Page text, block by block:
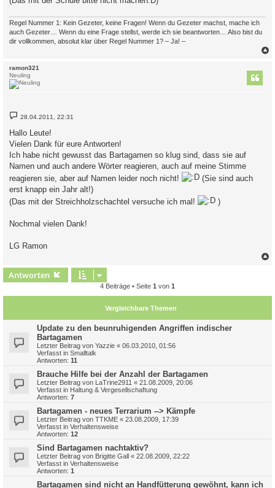
Regel Nummer 1: Kein Gezeter, keine Fragen! Wenn du Gezeter machst, mache ich
auch Gezeter… Wenn du eine Frage stellst, werde ich sie beantworten… Also bist du
dir vollkommen, absolut klar über Regel Nummer 1? – Ja! –
ramon321
Neuling
B
e
i
t
r
g
28.04.2011, 22:31
Hallo Leute!
Vielen Dank für eure Antworten!
Ich habe nicht gewusst das Bartagamen so klug sind, dass sie auf
Namen und auch andere Wörter reagieren, auch auf meine Stimme
reagieren sie, aber auf Namen leider noch nicht!
(Sie sind auch
erst knapp ein Jahr alt!)
(Das mit der Streichholzschachtel versuche ich mal!
)
Nochmal vielen Dank!
LG Ramon
b
Antworten
4 Beiträge • Seite 1 von 1
Vergleichbare Themen
Update zu den beunruhigenden Angriffen indischer
Bartagamen
Letzter Beitrag von Yazzie « 06.03.2010, 01:56
Verfasst in Smalltalk
Antworten: 11
Brauche Hilfe bei der Anzahl der Bartagamen
Letzter Beitrag von LaTrine2911 « 21.08.2009, 20:06
Verfasst in Haltung & Vergesellschaftung
Antworten: 7
Bartagamen - neues Terrarium --> Kämpfe
Letzter Beitrag von TTKME « 23.08.2009, 17:39
Verfasst in Verhaltensweise
Antworten: 12
Sind Bartagamen nachtaktiv?
Letzter Beitrag von Brigitte Gall « 22.08.2009, 22:22
Verfasst in Verhaltensweise
Antworten: 1
Bartagamen sind nicht an Handfütterung gewöhnt, kann ich